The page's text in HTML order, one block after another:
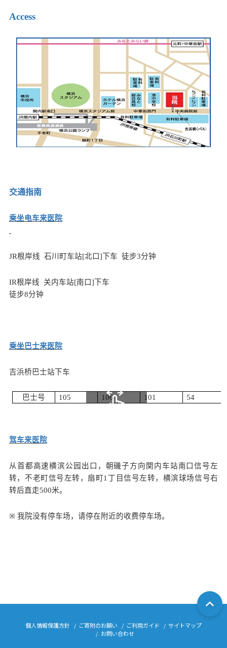
Access
交通指南
乘坐电车来医院
JR根岸线 石川町车站[北口] 下车 徒步3分钟
IR根岸线 关内车站[南口] 下车
徒步8分钟
乘坐巴士来医院
吉浜桥巴士站下车
巴士号 105 106 101 54
驾车来医院
从首都高速横滨公园 出口 ，朝磯子方向関内车站南口信号左
转，不老町信号左转，扇町1 丁目信号左转，横滨球场信号右
转后直走500米。
※ 我院没有停车场， 请停在附近的收费停车场。
個人情報保護方針 ご寄附のお願い ご利用ガイド
サイトマップ
お問い合わせ